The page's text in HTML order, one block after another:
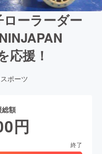
ーラーダー
応援！
スポーツ
総額
円
終了